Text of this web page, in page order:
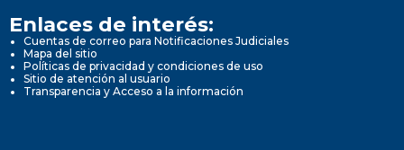
Enlaces de interés:
Cuentas de correo para Notificaciones Judiciales
Mapa del sitio
Políticas de privacidad y condiciones de uso
Sitio de atención al usuario
Transparencia y Acceso a la información